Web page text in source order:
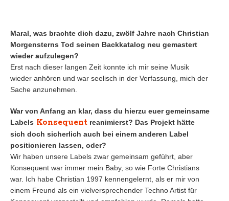
Maral, was brachte dich dazu, zwölf Jahre nach Christian
Morgensterns Tod seinen Backkatalog neu gemastert
wieder aufzulegen?
Erst nach dieser langen Zeit konnte ich mir seine Musik
wieder anhören und war seelisch in der Verfassung, mich der
Sache anzunehmen.
War von Anfang an klar, dass du hierzu euer gemeinsame
Labels Konsequent reanimierst? Das Projekt hätte
sich doch sicherlich auch bei einem anderen Label
positionieren lassen, oder?
Wir haben unsere Labels zwar gemeinsam geführt, aber
Konsequent war immer mein Baby, so wie Forte Christians
war. Ich habe Christian 1997 kennengelernt, als er mir von
einem Freund als ein vielversprechender Techno Artist für